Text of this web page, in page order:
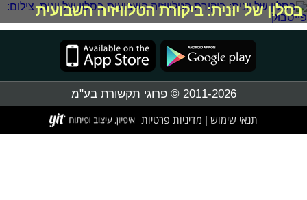
בסלון של יונית: ביקורת הטלוויזיה השבועית
2011-2026 © פרוגי תקשורת בע"מ
תנאי שימוש מדיניות פרטיות